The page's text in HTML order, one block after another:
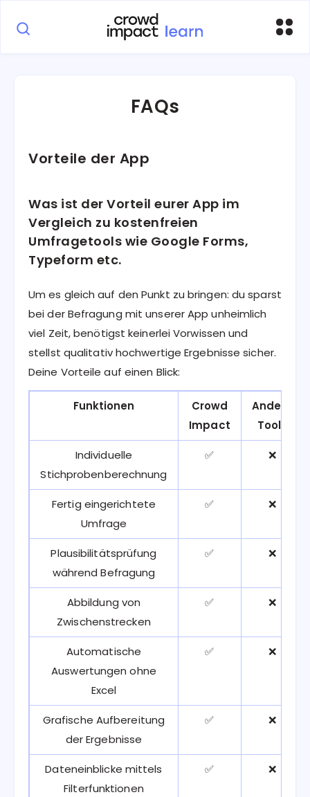
FAQs
Vorteile der App
Was ist der Vorteil eurer App im
Vergleich zu kostenfreien
Umfragetools wie Google Forms,
Typeform etc.
Um es gleich auf den Punkt zu bringen: du sparst
bei der Befragung mit unserer App unheimlich
viel Zeit, benötigst keinerlei Vorwissen und
stellst qualitativ hochwertige Ergebnisse sicher.
Deine Vorteile auf einen Blick:
Funktionen
Crowd
Impact
Andere
Tools
Individuelle
Stichprobenberechnung
✅ ❌
Fertig eingerichtete
Umfrage
✅ ❌
Plausibilitätsprüfung
während Befragung
✅ ❌
Abbildung von
Zwischenstrecken
✅ ❌
Automatische
Auswertungen ohne
Excel
✅ ❌
Grafische Aufbereitung
der Ergebnisse
✅ ❌
Dateneinblicke mittels
Filterfunktionen
✅ ❌